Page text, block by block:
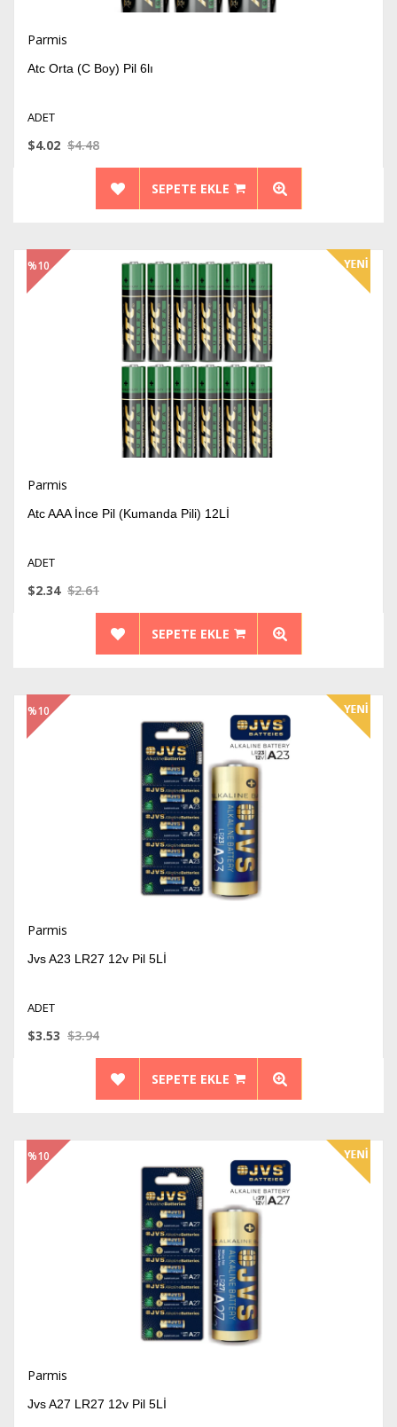
Parmis
Atc Orta (C Boy) Pil 6lı
ADET
$4.02 $4.48
SEPETE EKLE
Parmis
Atc AAA İnce Pil (Kumanda Pili) 12Lİ
ADET
$2.34 $2.61
SEPETE EKLE
%10
Parmis
Jvs A23 LR27 12v Pil 5Lİ
ADET
$3.53 $3.94
SEPETE EKLE
%10
Parmis
Jvs A27 LR27 12v Pil 5Lİ
%10